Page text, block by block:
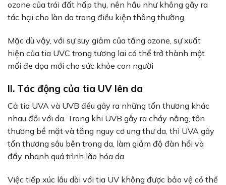
ozone của trái đất hấp thụ, nên hầu như không gây ra
tác hại cho làn da trong điều kiện thông thường.
Mặc dù vậy, với sự suy giảm của tầng ozone, sự xuất
hiện của tia UVC trong tương lai có thể trở thành một
mối đe dọa mới cho sức khỏe con người
II. Tác động của tia UV lên da
Cả tia UVA và UVB đều gây ra những tổn thương khác
nhau đối với da. Trong khi UVB gây ra cháy nắng, tổn
thương bề mặt và tăng nguy cơ ung thư da, thì UVA gây
tổn thương sâu bên trong da, làm giảm độ đàn hồi và
đẩy nhanh quá trình lão hóa da.
Việc tiếp xúc lâu dài với tia UV không được bảo vệ có thể